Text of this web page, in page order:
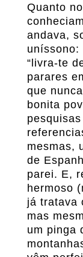
Quanto
andava,
uníssono:
“livra-te
parares
que
bonita
mesmas,
de
parei. E,
hermoso
já tratava
mas
um pinga